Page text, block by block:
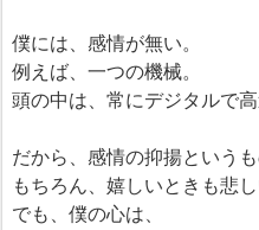
僕には、感情が無い。
例えば、一つの機械。
頭の中は、常にデジタルで高
だから、感情の抑揚という
もちろん、嬉しいときも悲し
でも、僕の心は、